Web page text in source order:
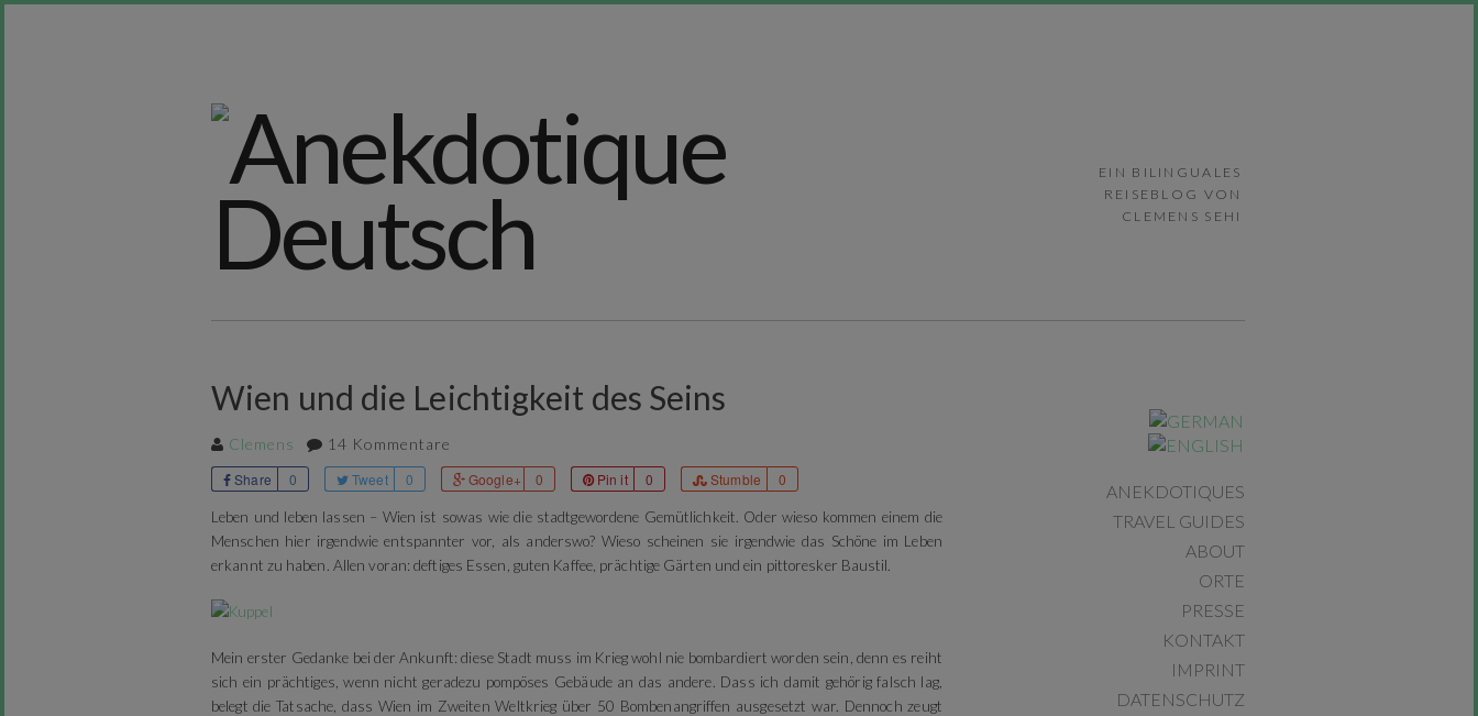
EIN BILINGUALES
REISEBLOG VON
CLEMENS SEHI
Wien und die Leichtigkeit des Seins
Clemens
14 Kommentare
Share
0 Tweet 0 Google+ 0 Pin it 0 Stumble 0
Leben und leben lassen – Wien ist sowas wie die stadtgewordene Gemütlichkeit. Oder wieso kommen einem die
Menschen hier irgendwie entspannter vor, als anderswo? Wieso scheinen sie irgendwie das Schöne im Leben
erkannt zu haben. Allen voran: deftiges Essen, guten Kaffee, prächtige Gärten und ein pittoresker Baustil.
Mein erster Gedanke bei der Ankunft: diese Stadt muss im Krieg wohl nie bombardiert worden sein, denn es reiht
sich ein prächtiges, wenn nicht geradezu pompöses Gebäude an das andere. Dass ich damit gehörig falsch lag,
belegt die Tatsache, dass Wien im Zweiten Weltkrieg über 50 Bombenangriffen ausgesetzt war. Dennoch zeugt
ANEKDOTIQUES
TRAVEL GUIDES
ABOUT
ORTE
PRESSE
KONTAKT
IMPRINT
DATENSCHUTZ